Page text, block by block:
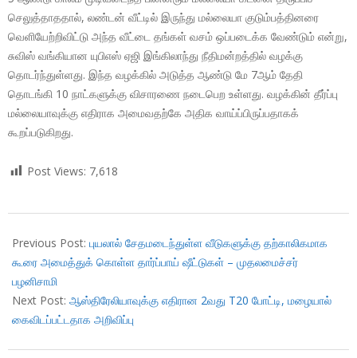
செலுத்தாததால், லண்டன் வீட்டில் இருந்து மல்லையா குடும்பத்தினரை
வெளியேற்றிவிட்டு அந்த வீட்டை தங்கள் வசம் ஒப்படைக்க வேண்டும் என்று,
சுவிஸ் வங்கியான யுபிஎஸ் ஏஜி இங்கிலாந்து நீதிமன்றத்தில் வழக்கு
தொடர்ந்துள்ளது. இந்த வழக்கில் அடுத்த ஆண்டு மே 7ஆம் தேதி
தொடங்கி 10 நாட்களுக்கு விசாரணை நடைபெற உள்ளது. வழக்கின் தீர்ப்பு
மல்லையாவுக்கு எதிராக அமைவதற்கே அதிக வாய்ப்பிருப்பதாகக்
கூறப்படுகிறது.
Post Views: 7,618
11-
23
Previous Post: புயலால் சேதமடைந்துள்ள வீடுகளுக்கு தற்காலிகமாக
கூரை அமைத்துக் கொள்ள தார்ப்பாய் ஷீட்டுகள் – முதலமைச்சர்
பழனிசாமி
Next Post: ஆஸ்திரேலியாவுக்கு எதிரான 2வது T20 போட்டி, மழையால்
கைவிடப்பட்டதாக அறிவிப்பு